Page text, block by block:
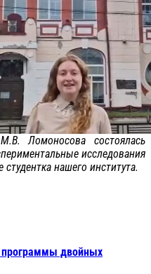
Ломоносова состоялась
исследования
нашего института.
двойных